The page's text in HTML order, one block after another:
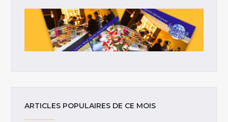
ARTICLES POPULAIRES DE CE MOIS